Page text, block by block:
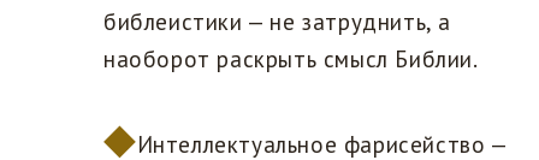
библеистики — не затруднить, а
наоборот раскрыть смысл Библии.
Интеллектуальное фарисейство —